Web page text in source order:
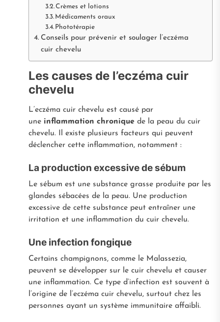
Crèmes et lotions
Médicaments oraux
Phototérapie
Conseils pour prévenir et soulager l’eczéma
cuir chevelu
Les causes de l’eczéma cuir
chevelu
L’eczéma cuir chevelu est causé par
une inflammation chroniquede la peau du cuir
chevelu. Il existe plusieurs facteurs qui peuvent
déclencher cette inflammation, notamment :
La production excessive de sébum
Le sébum est une substance grasse produite par les
glandes sébacées de la peau. Une production
excessive de cette substance peut entraîner une
irritation et une inflammation du cuir chevelu.
Une infection fongique
Certains champignons, comme le Malassezia,
peuvent se développer sur le cuir chevelu et causer
une inflammation. Ce type d’infection est souvent à
l’origine de l’eczéma cuir chevelu, surtout chez les
personnes ayant un système immunitaire affaibli.